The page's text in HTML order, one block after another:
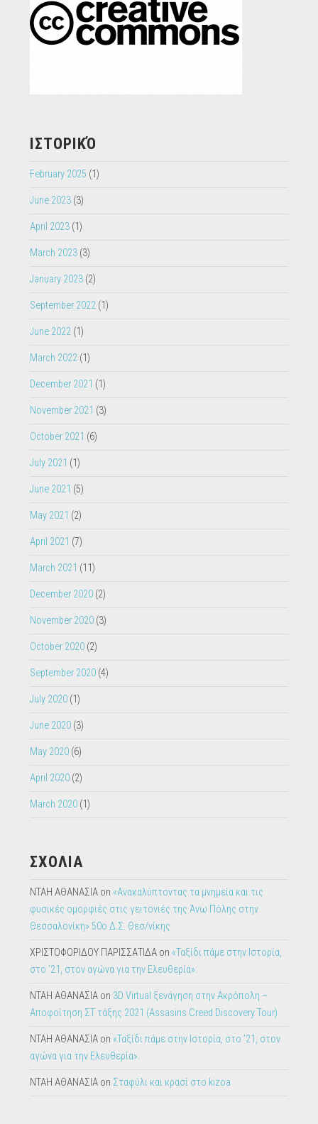
ΙΣΤΟΡΙΚΌ
February 2025 (1)
June 2023(3)
April 2023(1)
March 2023(3)
January 2023(2)
September 2022(1)
June 2022(1)
March 2022(1)
December 2021 (1)
November 2021 (3)
October 2021 (6)
July 2021 (1)
June 2021 (5)
May 2021 (2)
April 2021 (7)
March 2021 (11)
December 2020(2)
November 2020(3)
October 2020(2)
September 2020(4)
July 2020(1)
June 2020(3)
May 2020(6)
April 2020(2)
March 2020(1)
ΣΧΟΛΙΑ
ΝΤΑΗ ΑΘΑΝΑΣΙΑon «Ανακαλύπτοντας τα μνημεία και τις
φυσικές ομορφιές στις γειτονιές της Άνω Πόλης στην
Θεσσαλονίκη» 50ο Δ.Σ. Θεσ/νίκης
ΧΡΙΣΤΟΦΟΡΙΔΟΥ ΠΑΡΙΣΣΑΤΙΔΑon «Ταξίδι πάμε στην Ιστορία,
στο ’21, στον αγώνα για την Ελευθερία».
ΝΤΑΗ ΑΘΑΝΑΣΙΑon 3D Virtual ξενάγηση στην Ακρόπολη –
Αποφοίτηση ΣΤ τάξης 2021 (Assasins Creed Discovery Tour)
ΝΤΑΗ ΑΘΑΝΑΣΙΑon «Ταξίδι πάμε στην Ιστορία, στο ’21, στον
αγώνα για την Ελευθερία».
ΝΤΑΗ ΑΘΑΝΑΣΙΑon Σταφύλι και κρασί στο kizoa